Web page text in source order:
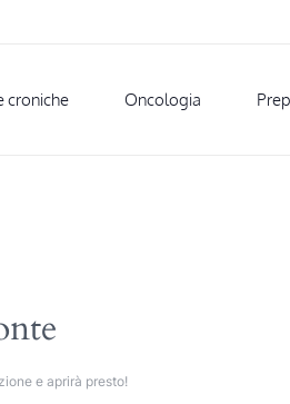
croniche Oncologia
e aprirà presto!